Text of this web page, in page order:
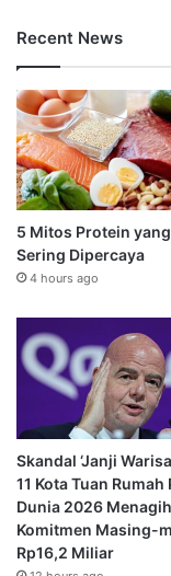
Recent News
5 Mitos Protein
Sering Dipercaya
4 hours ago
Skandal ‘Janji
11 Kota Tuan Rumah
Dunia 2026 Menagih
Komitmen Masing-
Rp16,2 Miliar